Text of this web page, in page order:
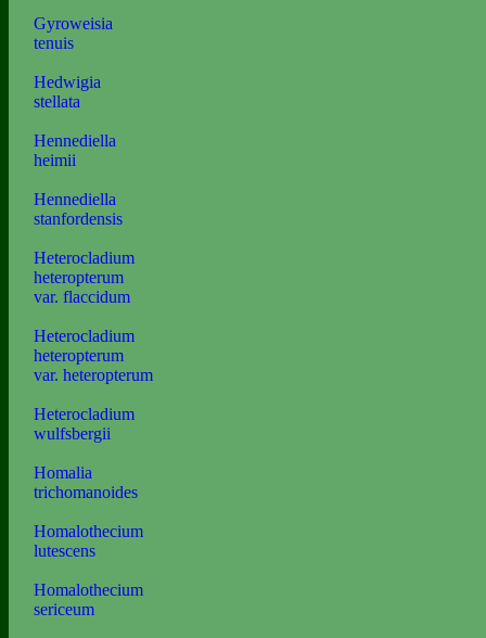
Gyroweisia
tenuis
Hedwigia
stellata
Hennediella
heimii
Hennediella
stanfordensis
Heterocladium
heteropterum
var. flaccidum
Heterocladium
heteropterum
var. heteropterum
Heterocladium
wulfsbergii
Homalia
trichomanoides
Homalothecium
lutescens
Homalothecium
sericeum